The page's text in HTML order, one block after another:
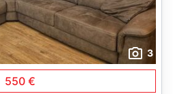
3
550 €